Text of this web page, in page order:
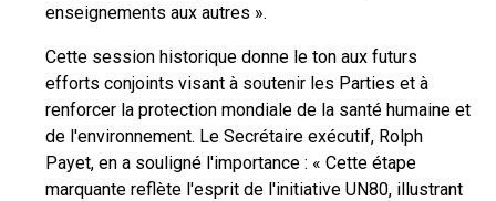
enseignements aux autres ».
Cette session historique donne le ton aux futurs
efforts conjoints visant à soutenir les Parties et à
renforcer la protection mondiale de la santé humaine et
de l'environnement. Le Secrétaire exécutif, Rolph
Payet, en a souligné l'importance : « Cette étape
marquante reflète l'esprit de l'initiative UN80, illustrant